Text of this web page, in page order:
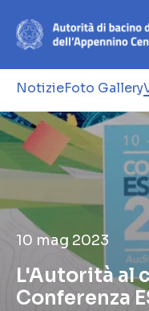
NotizieFoto Gallery
10 mag 2023
L'Autorità al
Conferenza